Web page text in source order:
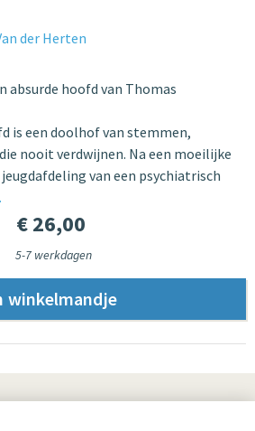
der Herten
absurde hoofd van Thomas
is een doolhof van stemmen,
nooit verdwijnen. Na een moeilijke
van een psychiatrisch
€ 26,00
5-7 werkdagen